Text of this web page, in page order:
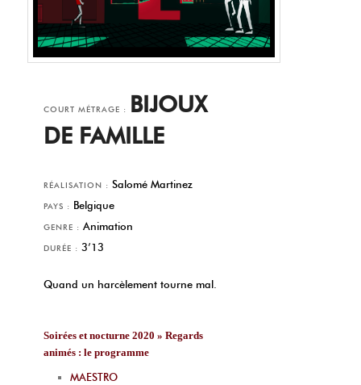
COURT MÉTRAGE :
BIJOUX
DE FAMILLE
RÉALISATION : Salomé Martinez
PAYS : Belgique
GENRE : Animation
DURÉE : 3’13
Quand un harcèlement tourne mal.
Soirées et nocturne 2020 » Regards
animés : le programme
MAESTRO